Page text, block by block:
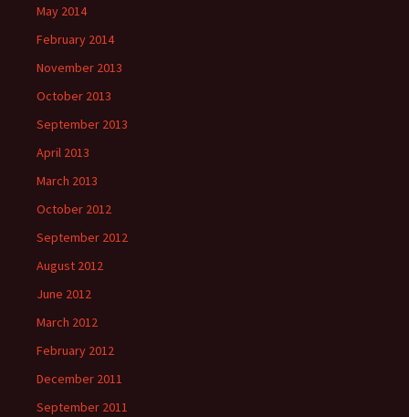
May 2014
February 2014
November 2013
October 2013
September 2013
April 2013
March 2013
October 2012
September 2012
August 2012
June 2012
March 2012
February 2012
December 2011
September 2011